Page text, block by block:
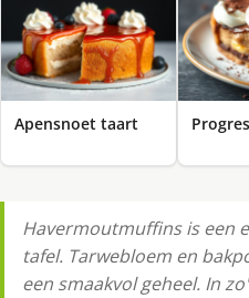
Apensnoet taart
Havermoutmuffins is een
tafel. Tarwebloem en
een smaakvol geheel. In